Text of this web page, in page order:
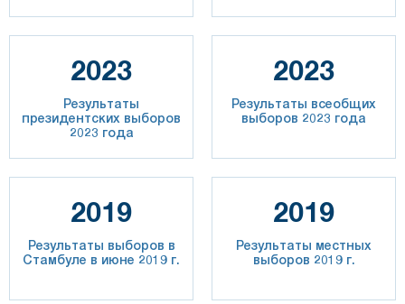
2023
Результаты
президентских выборов
2023 года
2023
Результаты всеобщих
выборов 2023 года
2019
Результаты выборов в
Стамбуле в июне 2019 г.
2019
Результаты местных
выборов 2019 г.